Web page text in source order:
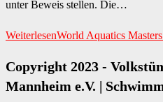
unter Beweis stellen. Die…
WeiterlesenWorld Aquatics
Copyright 2023 -
Mannheim e.V. |